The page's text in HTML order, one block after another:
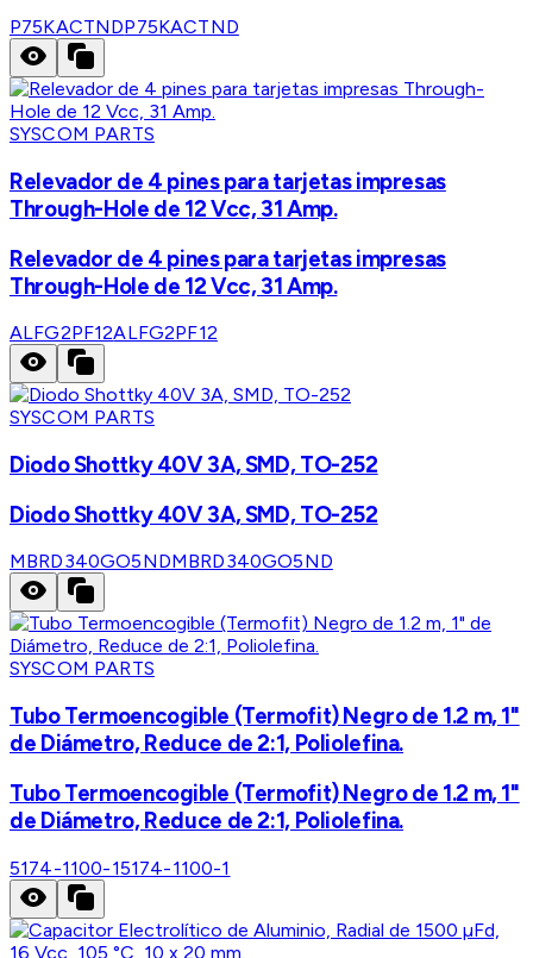
P75KACTNDP75KACTND
SYSCOM PARTS
Relevador de 4 pines para tarjetas impresas
Through-Hole de 12 Vcc, 31 Amp.
Relevador de 4 pines para tarjetas impresas
Through-Hole de 12 Vcc, 31 Amp.
ALFG2PF12ALFG2PF12
SYSCOM PARTS
Diodo Shottky 40V 3A, SMD, TO-252
Diodo Shottky 40V 3A, SMD, TO-252
MBRD340GO5NDMBRD340GO5ND
SYSCOM PARTS
Tubo Termoencogible (Termofit) Negro de 1.2 m, 1"
de Diámetro, Reduce de 2:1, Poliolefina.
Tubo Termoencogible (Termofit) Negro de 1.2 m, 1"
de Diámetro, Reduce de 2:1, Poliolefina.
5174-1100-15174-1100-1